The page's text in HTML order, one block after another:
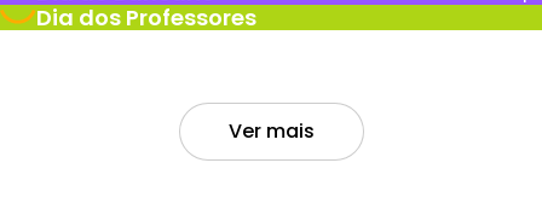
Dia dos Professores
Ver mais